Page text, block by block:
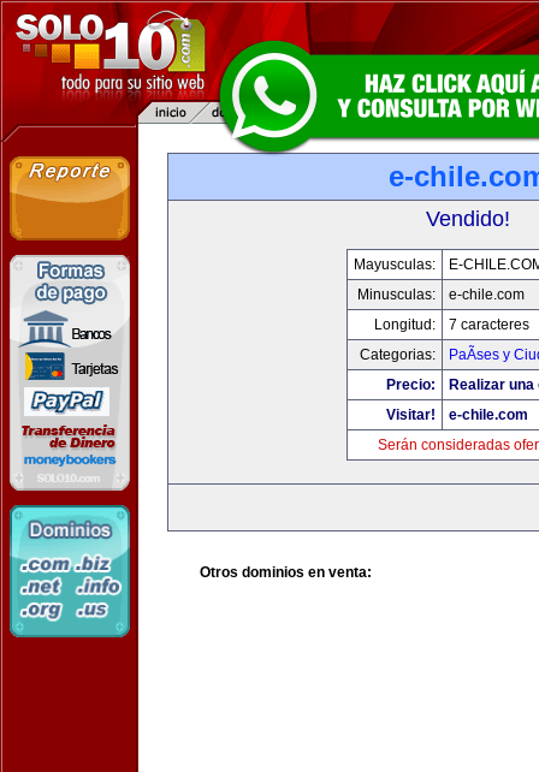
e-
Vendido!
Mayusculas:
E-
Minusculas:
e-chile.com
Longitud:
7 caracteres
Categorias:
PaÃ­ses y
Precio:
Realizar
Visitar!
e-chile.com
Serán consideradas
Otros dominios en venta: